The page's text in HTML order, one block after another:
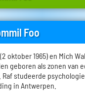
Foo
oktober 1965) en Mich
geboren als zonen van
studeerde
in Antwerpen.